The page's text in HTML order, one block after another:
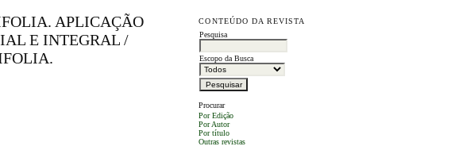
CONTEÚDO DA REVISTA
Pesquisa
Escopo da Busca
Procurar
Por Edição
Por Autor
Por título
Outras revistas
APLICAÇÃO
E INTEGRAL /